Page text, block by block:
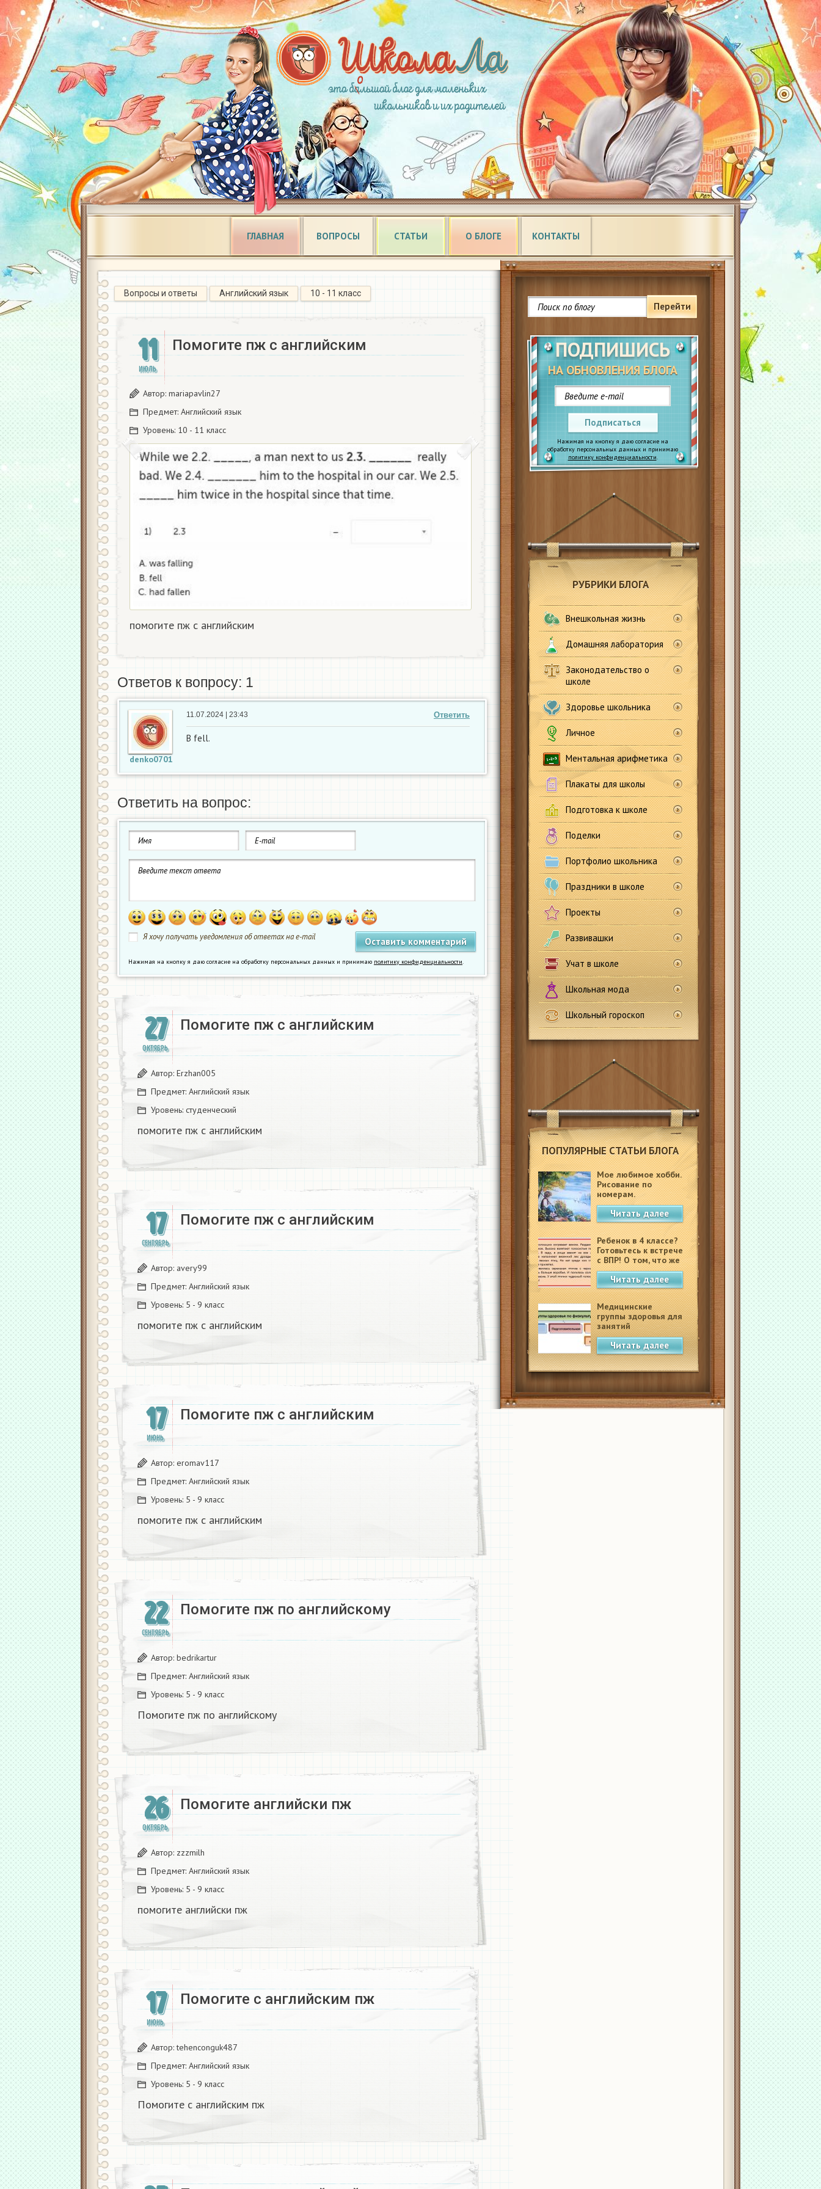
ГЛАВНАЯ ВОПРОСЫ СТАТЬИ О БЛОГЕ КОНТАКТЫ
Перейти
ПОДПИШИСЬ
НА ОБНОВЛЕНИЯ БЛОГА
Подписаться
Нажимая на кнопку я даю согласие на
обработку персональных данных и принимаю
политику конфиденциальности.
РУБРИКИ БЛОГА
Внешкольная жизнь
Домашняя лаборатория
Законодательство о
школе
Здоровье школьника
Личное
Ментальная арифметика
Плакаты для школы
Подготовка к школе
Поделки
Портфолио школьника
Праздники в школе
Проекты
Развивашки
Учат в школе
Школьная мода
Школьный гороскоп
ПОПУЛЯРНЫЕ СТАТЬИ БЛОГА
Мое любимое хобби.
Рисование по
номерам.
Читать далее
Ребенок в 4 классе?
Готовьтесь к встрече
с ВПР! О том, что же
это такое.
Читать далее
Медицинские
группы здоровья для
занятий
физкультурой в
школеЧитать далее
Вопросы и ответы Английский язык 10 - 11 класс
11
ИЮЛЬ
Помогите пж с английским
Автор: mariapavlin27
Предмет: Английский язык
Уровень: 10 - 11 класс
помогите пж с английским
Ответов к вопросу: 1
denko0701
Ответить
11.07.2024 | 23:43
B fell.
Ответить на вопрос:
Я хочу получать уведомления об ответах на e-mail
Нажимая на кнопку я даю согласие на обработку персональных данных и принимаю политику конфиденциальности.
27
ОКТЯБРЬ
Помогите пж с английским​
Автор: Erzhan005
Предмет: Английский язык
Уровень: студенческий
помогите пж с английским​
17
СЕНТЯБРЬ
Помогите пж с английским​
Автор: avery99
Предмет: Английский язык
Уровень: 5 - 9 класс
помогите пж с английским​
17
ИЮНЬ
Помогите пж с английским​
Автор: eromav117
Предмет: Английский язык
Уровень: 5 - 9 класс
помогите пж с английским​
22
СЕНТЯБРЬ
Помогите пж по английскому
Автор: bedrikartur
Предмет: Английский язык
Уровень: 5 - 9 класс
Помогите пж по английскому
26
ОКТЯБРЬ
Помогите английски пж
Автор: zzzmilh
Предмет: Английский язык
Уровень: 5 - 9 класс
помогите английски пж
17
ИЮНЬ
Помогите с английским пж
Автор:tehenconguk487
Предмет: Английский язык
Уровень: 5 - 9 класс
Помогите с английским пж